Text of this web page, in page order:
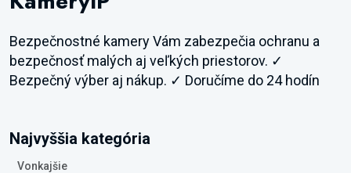
Bezpečnostné kamery Vám zabezpečia ochranu a
bezpečnosť malých aj veľkých priestorov. ✓
Bezpečný výber aj nákup. ✓ Doručíme do 24 hodín
Najvyššia kategória
Vonkajšie